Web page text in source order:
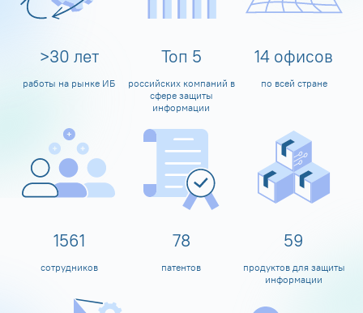
>30 лет
работы на рынке ИБ
Топ 5
российских компаний в
сфере защиты
информации
14 офисов
по всей стране
1600
сотрудников
80
патентов
60
продуктов для защиты
информации